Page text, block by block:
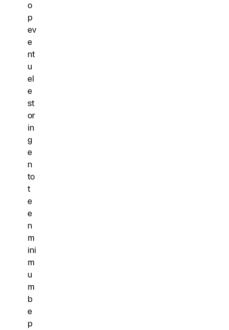
o
p
ev
e
nt
u
el
e
st
or
in
g
e
n
to
t
e
e
n
m
ini
m
u
m
b
e
p